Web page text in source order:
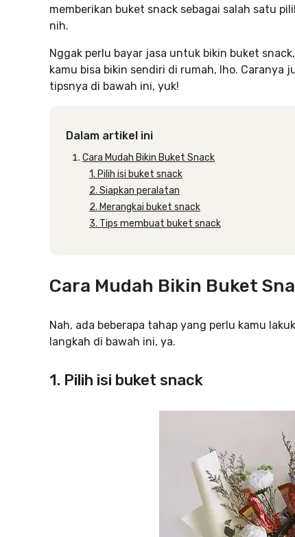
memberikan buket snack sebagai salah satu
nih.
Nggak perlu bayar jasa untuk bikin buket
kamu bisa bikin sendiri di rumah, lho. Caranya
tipsnya di bawah ini, yuk!
Dalam artikel ini
Cara Mudah Bikin Buket Snack
1. Pilih isi buket snack
2. Siapkan peralatan
2. Merangkai buket snack
3. Tips membuat buket snack
Cara Mudah Bikin Buket
Nah, ada beberapa tahap yang perlu kamu
langkah di bawah ini, ya.
1. Pilih isi buket snack